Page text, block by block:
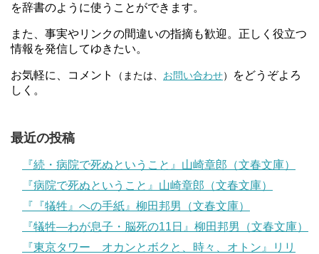
を辞書のように使うことができます。
また、事実やリンクの間違いの指摘も歓迎。正しく役立つ
情報を発信してゆきたい。
お気軽に、コメント （または、 お問い合わせ）
をどうぞよろ
しく。
最近の投稿
『続・病院で死ぬということ』山崎章郎（文春文庫）
『病院で死ぬということ』山崎章郎（文春文庫）
『『犠牲』への手紙』柳田邦男（文春文庫）
『犠牲―わが息子・脳死の11日』柳田邦男（文春文庫）
『東京タワー オカンとボクと、時々、オトン』リリ